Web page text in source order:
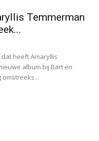
Temmerman
heeft Amaryllis
album bij Bart en
omstreeks...